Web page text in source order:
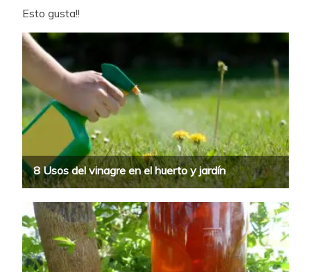
Esto gusta!!